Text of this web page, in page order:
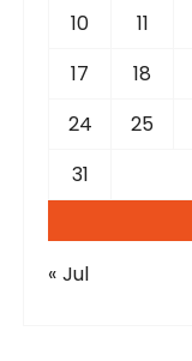
10
11
17
18
24
25
31
« Jul